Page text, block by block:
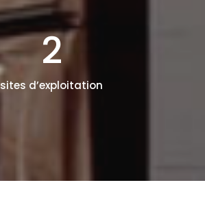
2
sites d’exploitation